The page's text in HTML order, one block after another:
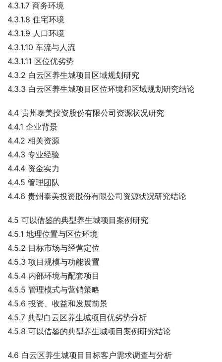
4.3.1.7 商务环境
4.3.1.8 住宅环境
4.3.1.9 人口环境
4.3.1.10 车流与人流
4.3.1.11 区位优劣势
4.3.2 白云区养生城项目区域规划研究
4.3.3 白云区养生城项目区位环境和区域规划研究结论
4.4 贵州泰美投资股份有限公司资源状况研究
4.4.1 企业背景
4.4.2 相关资源
4.4.3 专业经验
4.4.4 资金实力
4.4.5 管理团队
4.4.6 贵州泰美投资股份有限公司资源状况研究结论
4.5 可以借鉴的典型养生城项目案例研究
4.5.1 地理位置与区位环境
4.5.2 目标市场与经营定位
4.5.3 项目规模与功能设置
4.5.4 内部环境与配套项目
4.5.5 管理模式与营销策略
4.5.6 投资、收益和发展前景
4.5.7 典型白云区养生城项目优劣势分析
4.5.8 可以借鉴的典型养生城项目案例研究结论
4.6 白云区养生城项目目标客户需求调查与分析